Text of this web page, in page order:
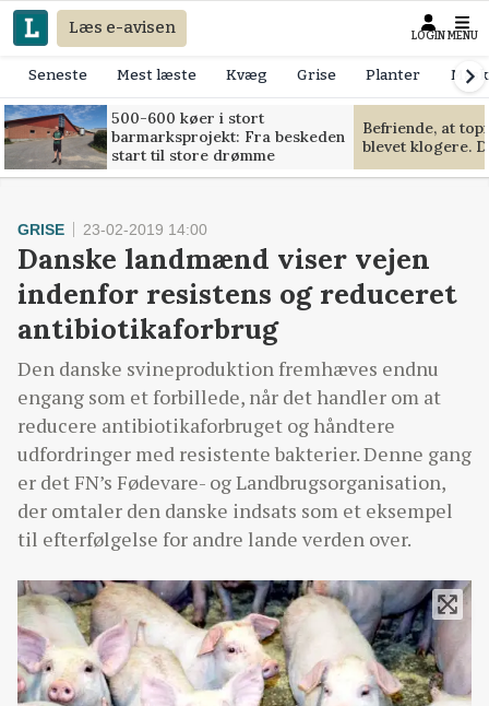
Læs e-avisen LOGIN MENU
Seneste Mest læste Kvæg Grise Planter
500-600 køer i stort
barmarksprojekt: Fra beskeden
start til store drømme
Befriende, at
blevet klogere.
GRISE 23-02-2019 14:00
Danske landmænd viser vejen
indenfor resistens og reduceret
antibiotikaforbrug
Den danske svineproduktion fremhæves endnu
engang som et forbillede, når det handler om at
reducere antibiotikaforbruget og håndtere
udfordringer med resistente bakterier. Denne gang
er det FN’s Fødevare- og Landbrugsorganisation,
der omtaler den danske indsats som et eksempel
til efterfølgelse for andre lande verden over.